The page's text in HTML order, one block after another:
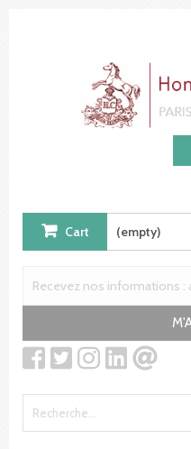
Cart (empty)